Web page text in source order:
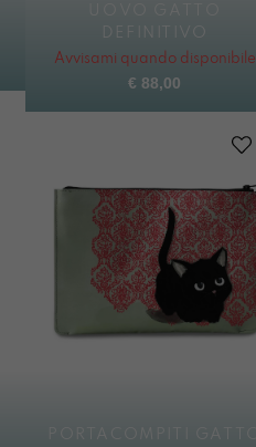
DEFINITIVO
Avvisami quando disponibile
€ 88,00
PORTACOMPITI GATTO